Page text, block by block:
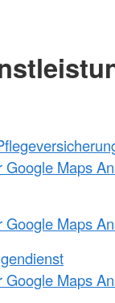
Google Maps
Google Maps
Google Maps